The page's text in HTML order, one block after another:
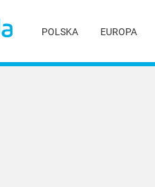
POLSKA EUROPA